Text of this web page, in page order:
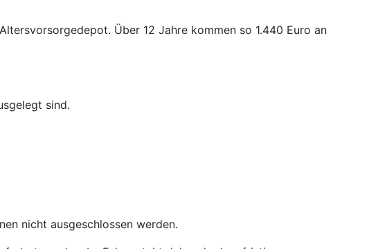
Über 12 Jahre kommen so 1.440 Euro an
sind.
nicht ausgeschlossen werden.